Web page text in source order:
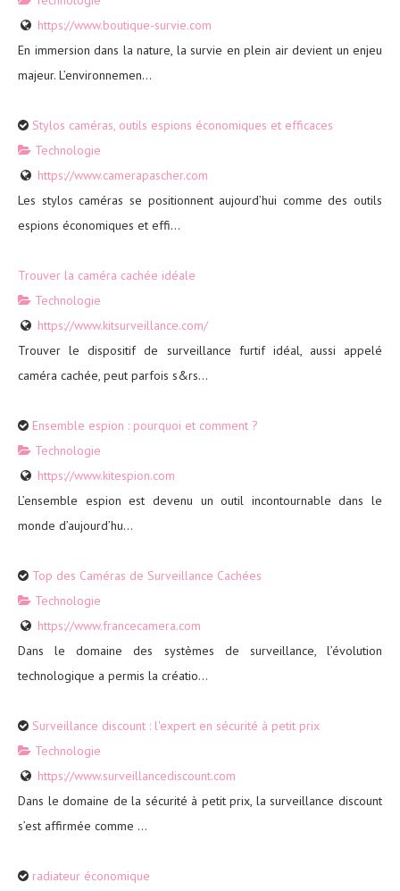
https://www.boutique-survie.com
En immersion dans la nature, la survie en plein air devient un enjeu
majeur. L’environnemen...
Stylos caméras, outils espions économiques et efficaces
Technologie
https://www.camerapascher.com
Les stylos caméras se positionnent aujourd’hui comme des outils
espions économiques et effi...
Trouver la caméra cachée idéale
Technologie
https://www.kitsurveillance.com/
Trouver le dispositif de surveillance furtif idéal, aussi appelé
caméra cachée, peut parfois s&rs...
Ensemble espion : pourquoi et comment ?
Technologie
https://www.kitespion.com
L’ensemble espion est devenu un outil incontournable dans le
monde d’aujourd’hu...
Top des Caméras de Surveillance Cachées
Technologie
https://www.francecamera.com
Dans le domaine des systèmes de surveillance, l’évolution
technologique a permis la créatio...
Surveillance discount : l'expert en sécurité à petit prix
Technologie
https://www.surveillancediscount.com
Dans le domaine de la sécurité à petit prix, la surveillance discount
s’est affirmée comme ...
radiateur économique